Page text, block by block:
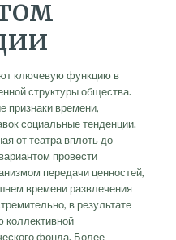
ключевую функцию в
структуры общества.
признаки времени,
социальные тенденции.
от театра вплоть до
провести
передачи ценностей,
времени развлечения
в результате
коллективной
фонда. Более